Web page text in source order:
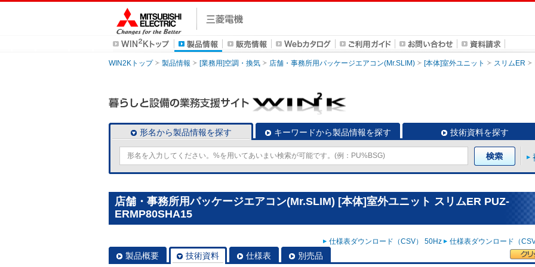
WIN2Kトップ 製品情報 [業務用]空調・換気 店舗・事務所用パッケージエアコン(Mr.SLIM) [本体]室外ユニット スリムER
形名から製品情報を探す キーワードから製品情報を探す 技術資料を探す
店舗・事務所用パッケージエアコン(Mr.SLIM) [本体]室外ユニット スリムER PUZ-
ERMP80SHA15
仕様表ダウンロード（CSV） 50Hz 仕様表ダウンロード（
製品概要 技術資料 仕様表 別売品